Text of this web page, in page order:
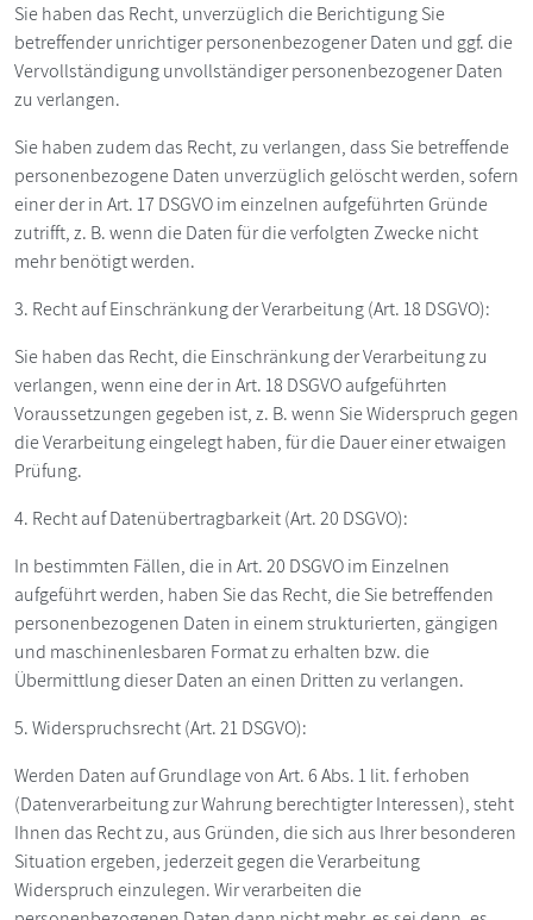
Sie haben das Recht, unverzüglich die Berichtigung Sie
betreffender unrichtiger personenbezogener Daten und ggf. die
Vervollständigung unvollständiger personenbezogener Daten
zu verlangen.
Sie haben zudem das Recht, zu verlangen, dass Sie betreffende
personenbezogene Daten unverzüglich gelöscht werden, sofern
einer der in Art. 17 DSGVO im einzelnen aufgeführten Gründe
zutrifft, z. B. wenn die Daten für die verfolgten Zwecke nicht
mehr benötigt werden.
3. Recht auf Einschränkung der Verarbeitung (Art. 18 DSGVO):
Sie haben das Recht, die Einschränkung der Verarbeitung zu
verlangen, wenn eine der in Art. 18 DSGVO aufgeführten
Voraussetzungen gegeben ist, z. B. wenn Sie Widerspruch gegen
die Verarbeitung eingelegt haben, für die Dauer einer etwaigen
Prüfung.
4. Recht auf Datenübertragbarkeit (Art. 20 DSGVO):
In bestimmten Fällen, die in Art. 20 DSGVO im Einzelnen
aufgeführt werden, haben Sie das Recht, die Sie betreffenden
personenbezogenen Daten in einem strukturierten, gängigen
und maschinenlesbaren Format zu erhalten bzw. die
Übermittlung dieser Daten an einen Dritten zu verlangen.
5. Widerspruchsrecht (Art. 21 DSGVO):
Werden Daten auf Grundlage von Art. 6 Abs. 1 lit. f erhoben
(Datenverarbeitung zur Wahrung berechtigter Interessen), steht
Ihnen das Recht zu, aus Gründen, die sich aus Ihrer besonderen
Situation ergeben, jederzeit gegen die Verarbeitung
Widerspruch einzulegen. Wir verarbeiten die